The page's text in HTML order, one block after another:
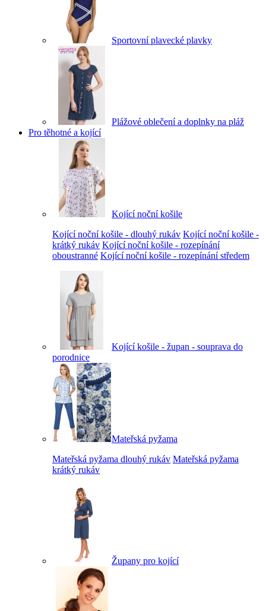
Sportovní plavecké plavky
Plážové oblečení a doplnky na pláž
Pro těhotné a kojící
Kojící noční košile
Kojící noční košile - dlouhý rukáv Kojící noční košile -
krátký rukáv Kojící noční košile - rozepínání
oboustranné Kojící noční košile - rozepínání středem
Kojící košile - župan - souprava do
porodnice
Mateřská pyžama
Mateřská pyžama dlouhý rukáv Mateřská pyžama
krátký rukáv
Župany pro kojící